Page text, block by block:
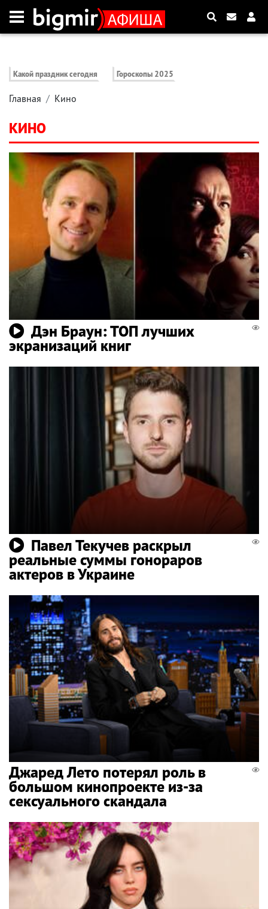
Какой праздник сегодня Гороскопы 2025
Главная Кино
КИНО
Дэн Браун: ТОП лучших
экранизаций книг
Павел Текучев раскрыл
реальные суммы гонораров
актеров в Украине
Джаред Лето потерял роль в
большом кинопроекте из-за
сексуального скандала